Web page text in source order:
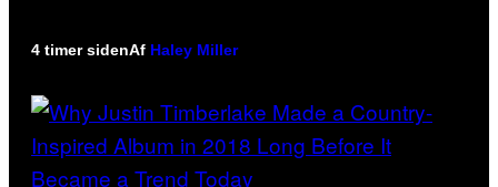
4 timer sidenAf Haley Miller